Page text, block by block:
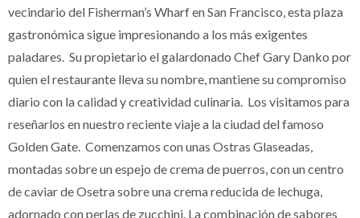
vecindario del Fisherman’s Wharf en San Francisco, esta plaza
gastronómica sigue impresionando a los más exigentes
paladares. Su propietario el galardonado Chef Gary Danko por
quien el restaurante lleva su nombre, mantiene su compromiso
diario con la calidad y creatividad culinaria. Los visitamos para
reseñarlos en nuestro reciente viaje a la ciudad del famoso
Golden Gate. Comenzamos con unas Ostras Glaseadas,
montadas sobre un espejo de crema de puerros, con un centro
de caviar de Osetra sobre una crema reducida de lechuga,
adornado con perlas de zucchini. La combinación de sabores